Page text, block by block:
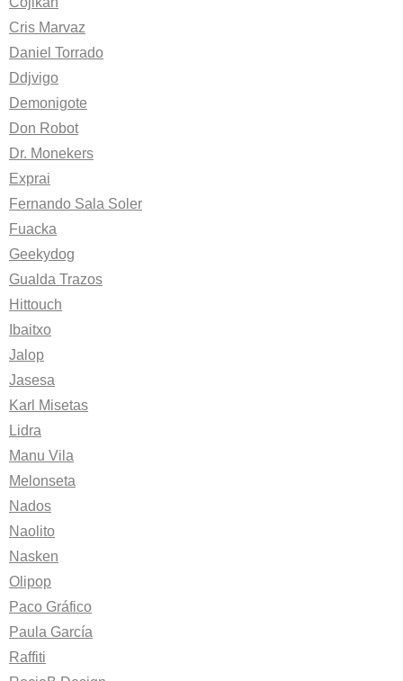
Cris Marvaz
Daniel Torrado
Ddjvigo
Demonigote
Don Robot
Dr. Monekers
Exprai
Fernando Sala Soler
Fuacka
Geekydog
Gualda Trazos
Hittouch
Ibaitxo
Jalop
Jasesa
Karl Misetas
Lidra
Manu Vila
Melonseta
Nados
Naolito
Nasken
Olipop
Paco Gráfico
Paula García
Raffiti